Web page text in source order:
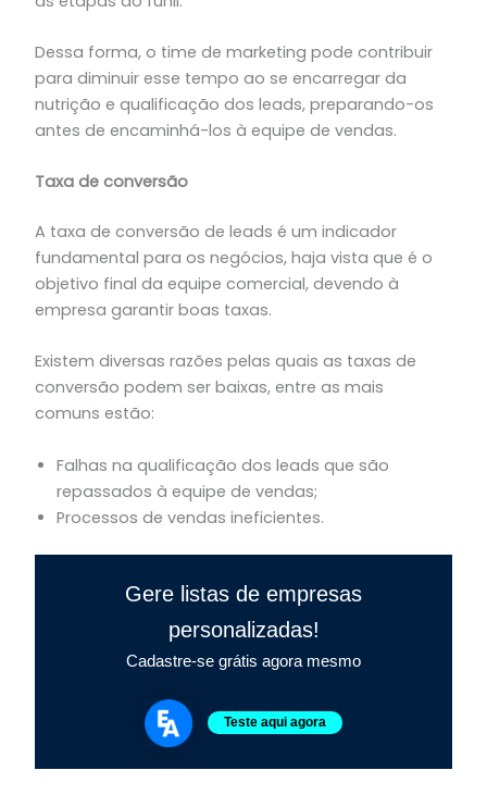
Dessa forma, o time de marketing pode contribuir
para diminuir esse tempo ao se encarregar da
nutrição e qualificação dos leads, preparando-os
antes de encaminhá-los à equipe de vendas.
Taxa de conversão
A taxa de conversão de leads é um indicador
fundamental para os negócios, haja vista que é o
objetivo final da equipe comercial, devendo à
empresa garantir boas taxas.
Existem diversas razões pelas quais as taxas de
conversão podem ser baixas, entre as mais
comuns estão:
Falhas na qualificação dos leads que são
repassados à equipe de vendas;
Processos de vendas ineficientes.
Gere listas de empresas
personalizadas!
Cadastre-se grátis agora mesmo
Teste aqui agora